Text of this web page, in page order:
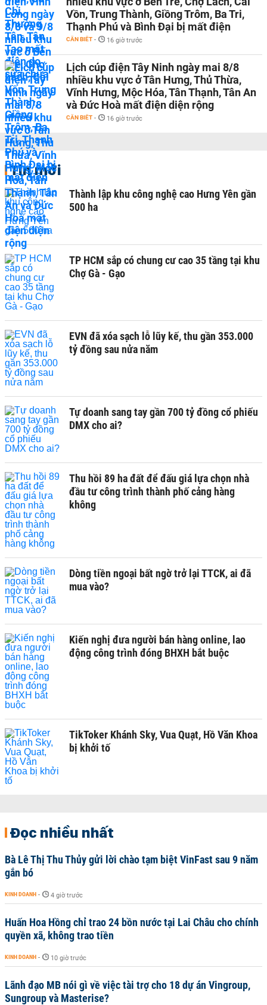
Vồn, Trung Thành, Giồng Trôm, Ba Tri,
Thạnh Phú và Bình Đại bị mất điện
CẦN BIẾT - 16 giờ trước
Lịch cúp điện Tây Ninh ngày mai 8/8
nhiều khu vực ở Tân Hưng, Thủ Thừa,
Vĩnh Hưng, Mộc Hóa, Tân Thạnh, Tân An
và Đức Hoà mất điện diện rộng
CẦN BIẾT - 16 giờ trước
Tin mới
Thành lập khu công nghệ cao Hưng Yên gần
500 ha
TP HCM sắp có chung cư cao 35 tầng tại khu
Chợ Gà - Gạo
EVN đã xóa sạch lỗ lũy kế, thu gần 353.000
tỷ đồng sau nửa năm
Tự doanh sang tay gần 700 tỷ đồng cổ phiếu
DMX cho ai?
Thu hồi 89 ha đất để đấu giá lựa chọn nhà
đầu tư công trình thành phố cảng hàng
không
Dòng tiền ngoại bất ngờ trở lại TTCK, ai đã
mua vào?
Kiến nghị đưa người bán hàng online, lao
động công trình đóng BHXH bắt buộc
TikToker Khánh Sky, Vua Quạt, Hồ Văn Khoa
bị khởi tố
Đọc nhiều nhất
Bà Lê Thị Thu Thủy gửi lời chào tạm biệt VinFast sau 9 năm
gắn bó
KINH DOANH - 4 giờ trước
Huấn Hoa Hồng chỉ trao 24 bồn nước tại Lai Châu cho chính
quyền xã, không trao tiền
KINH DOANH - 10 giờ trước
Lãnh đạo MB nói gì về việc tài trợ cho 18 dự án Vingroup,
Sungroup và Masterise?